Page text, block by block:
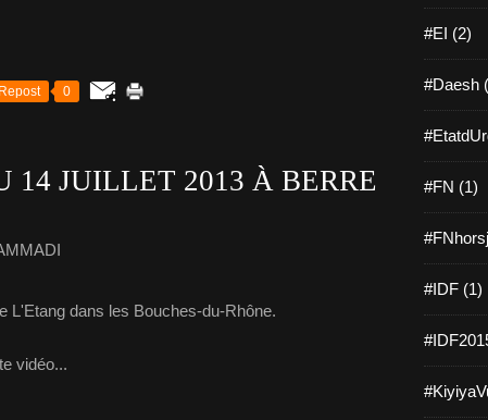
Repost 0
14 JUILLET 2013 À BERRE
L'Etang dans les Bouches-du-Rhône.
vidéo...
#EI (2)
#Daesh
#FN (1)
#IDF (1)